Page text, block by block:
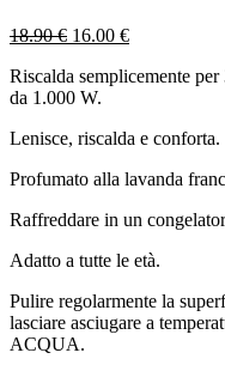
18.90€ Il
originale
era:
16.00 €Il
attuale
Riscalda semplicemente
da 1.000 W.
Lenisce, riscalda e conforta.
Profumato alla lavanda
Raffreddare in un
Adatto a tutte le età.
Pulire regolarmente la
lasciare asciugare a
ACQUA.